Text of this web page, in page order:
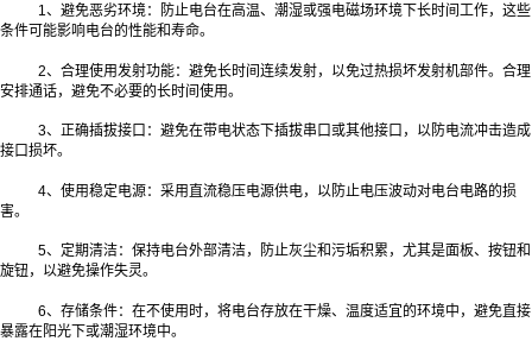
1、避免恶劣环境：防止电台在高温、潮湿或强电磁场环境下长时间工作，这些
条件可能影响电台的性能和寿命。
2、合理使用发射功能：避免长时间连续发射，以免过热损坏发射机部件。合理
安排通话，避免不必要的长时间使用。
3、正确插拔接口：避免在带电状态下插拔串口或其他接口，以防电流冲击造成
接口损坏。
4、使用稳定电源：采用直流稳压电源供电，以防止电压波动对电台电路的损
害。
5、定期清洁：保持电台外部清洁，防止灰尘和污垢积累，尤其是面板、按钮和
旋钮，以避免操作失灵。
6、存储条件：在不使用时，将电台存放在干燥、温度适宜的环境中，避免直接
暴露在阳光下或潮湿环境中。